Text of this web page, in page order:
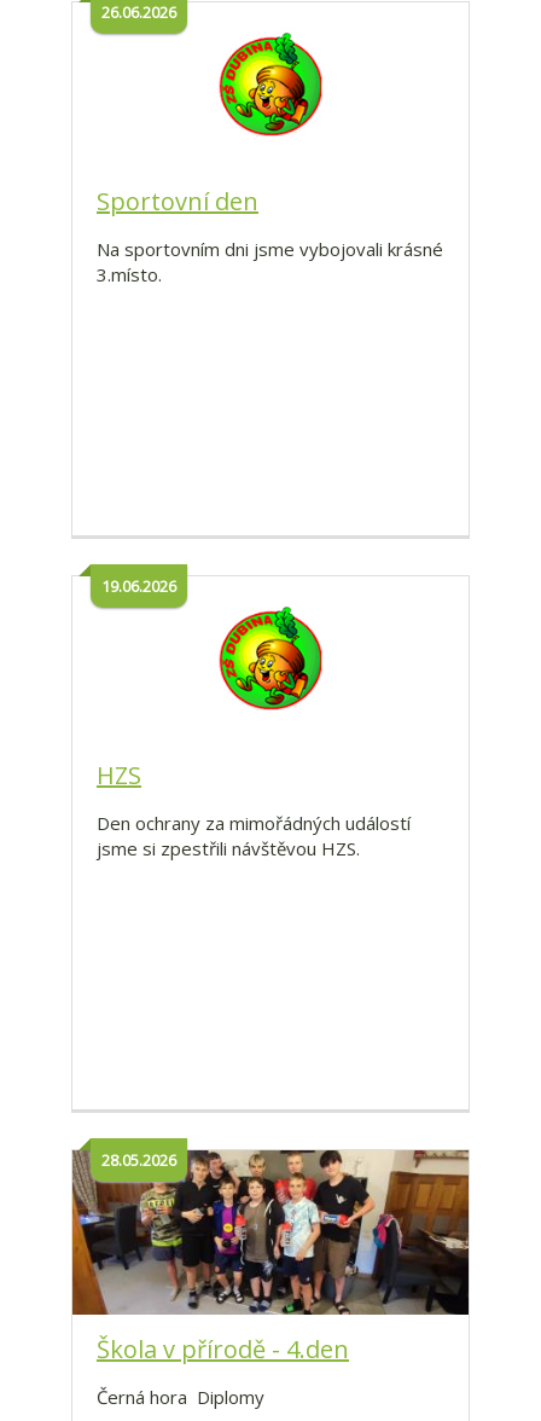
Sportovní den
26.06.2026
Na sportovním dni jsme vybojovali krásné
3.místo.
HZS
19.06.2026
Den ochrany za mimořádných událostí
jsme si zpestřili návštěvou HZS.
Škola v přírodě - 4.den
28.05.2026
Černá hora Diplomy